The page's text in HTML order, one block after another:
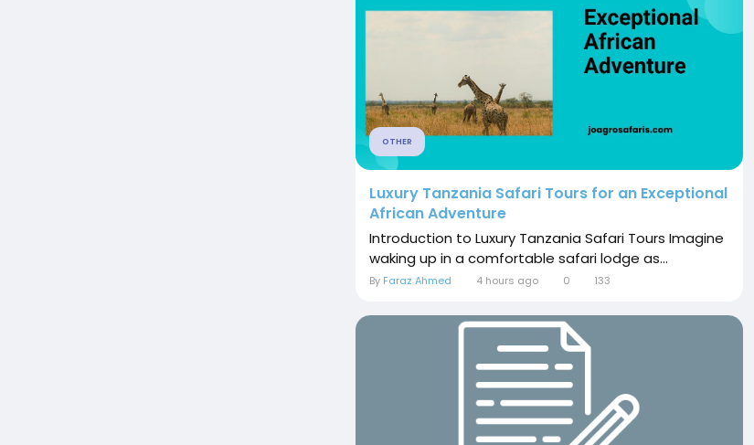
OTHER
Luxury Tanzania Safari Tours for an Exceptional
African Adventure
Introduction to Luxury Tanzania Safari Tours Imagine
waking up in a comfortable safari lodge as...
By Faraz Ahmed 4 hours ago 0 133